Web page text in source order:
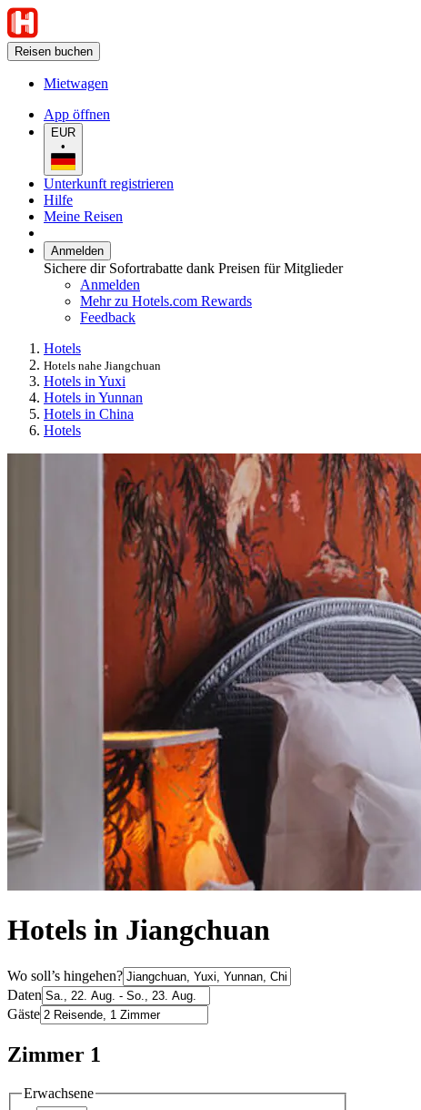
Reisen buchen
Mietwagen
App öffnen
EUR
•
Unterkunft registrieren
Hilfe
Meine Reisen
Anmelden
Sichere dir Sofortrabatte dank Preisen für Mitglieder
Anmelden
Mehr zu Hotels.com Rewards
Feedback
Hotels
Hotels nahe Jiangchuan
Hotels in Yuxi
Hotels in Yunnan
Hotels in China
Hotels
Hotels in Jiangchuan
Wo soll’s hingehen?
Daten
Gäste
Zimmer 1
Erwachsene